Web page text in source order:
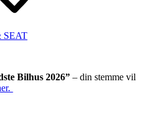
SEAT
Bilhus 2026” – din stemme vil